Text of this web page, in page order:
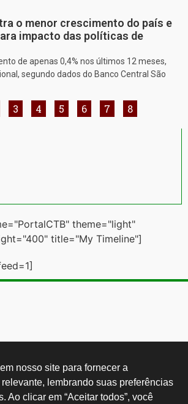
o menor crescimento do país e
impacto das políticas de
de apenas 0,4% nos últimos 12 meses,
segundo dados do Banco Central São
3 4 5 6 7 8
theme="light"
title="My Timeline"]
secgeral@ctb.org.br
11 3874-0040
nosso site para fornecer a
lembrando suas preferências
Ao clicar em “Aceitar todos”, você